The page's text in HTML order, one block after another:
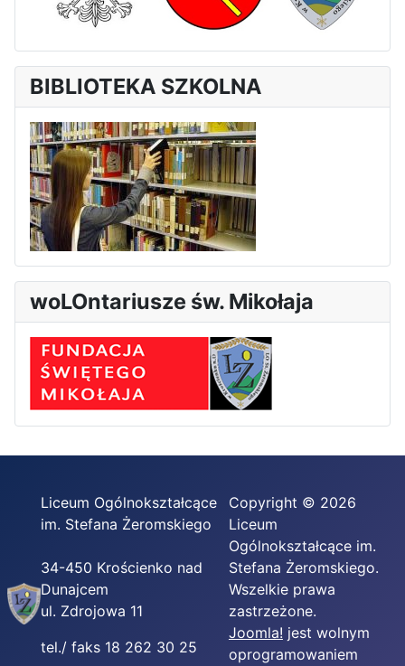
BIBLIOTEKA SZKOLNA
woLOntariusze św. Mikołaja
Liceum Ogólnokształcące
im. Stefana Żeromskiego
34-450 Krościenko nad
Dunajcem
ul. Zdrojowa 11
tel./ faks 18 262 30 25
Copyright © 2026
Liceum
Ogólnokształcące im.
Stefana Żeromskiego.
Wszelkie prawa
zastrzeżone.
Joomla! jest wolnym
oprogramowaniem